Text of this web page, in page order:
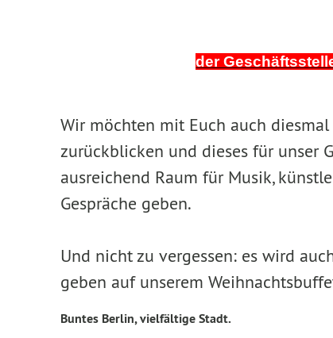
der
Wir möchten mit Euch auch
zurückblicken und dieses für unser
ausreichend Raum für Musik,
Gespräche geben.
Und nicht zu vergessen: es wird
geben auf unserem
Buntes Berlin, vielfältige Stadt.